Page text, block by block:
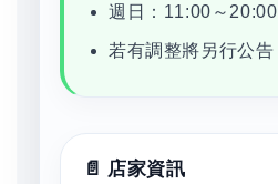
週日：11:00～20:00
若有調整將另行公告
📄 店家資訊